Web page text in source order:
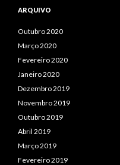
ARQUIVO
Outubro 2020
Março 2020
Fevereiro 2020
Janeiro 2020
Dezembro 2019
Novembro 2019
Outubro 2019
Abril 2019
Março 2019
Fevereiro 2019